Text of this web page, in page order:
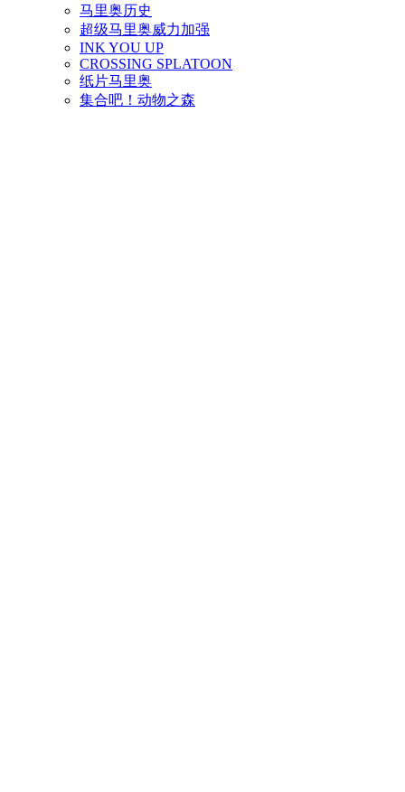
马里奥历史
超级马里奥威力加强
INK YOU UP
CROSSING SPLATOON
纸片马里奥
集合吧！动物之森